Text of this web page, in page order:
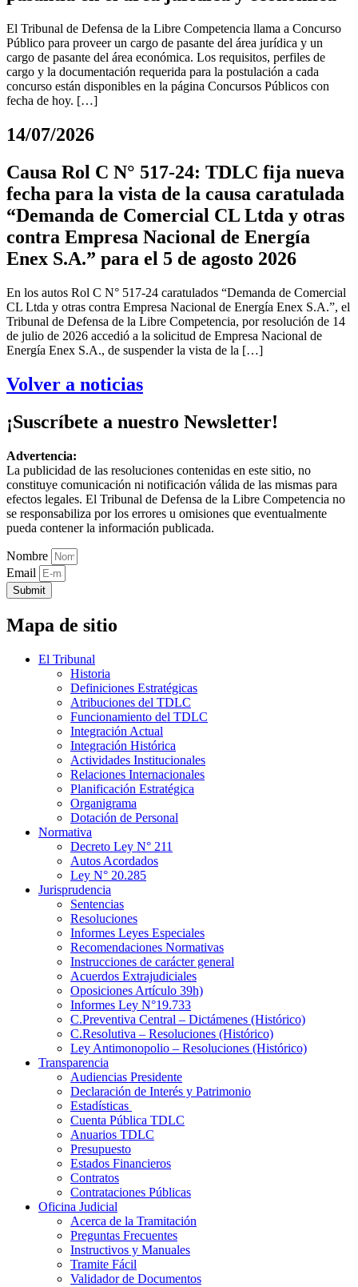
El Tribunal de Defensa de la Libre Competencia llama a Concurso
Público para proveer un cargo de pasante del área jurídica y un
cargo de pasante del área económica. Los requisitos, perfiles de
cargo y la documentación requerida para la postulación a cada
concurso están disponibles en la página Concursos Públicos con
fecha de hoy. […]
14/07/2026
Causa Rol C N° 517-24: TDLC fija nueva
fecha para la vista de la causa caratulada
“Demanda de Comercial CL Ltda y otras
contra Empresa Nacional de Energía
Enex S.A.” para el 5 de agosto 2026
En los autos Rol C N° 517-24 caratulados “Demanda de Comercial
CL Ltda y otras contra Empresa Nacional de Energía Enex S.A.”, el
Tribunal de Defensa de la Libre Competencia, por resolución de 14
de julio de 2026 accedió a la solicitud de Empresa Nacional de
Energía Enex S.A., de suspender la vista de la […]
Volver a noticias
¡Suscríbete a nuestro Newsletter!
Advertencia:
La publicidad de las resoluciones contenidas en este sitio, no
constituye comunicación ni notificación válida de las mismas para
efectos legales. El Tribunal de Defensa de la Libre Competencia no
se responsabiliza por los errores u omisiones que eventualmente
pueda contener la información publicada.
Nombre
Email
Submit
Mapa de sitio
El Tribunal
Historia
Definiciones Estratégicas
Atribuciones del TDLC
Funcionamiento del TDLC
Integración Actual
Integración Histórica
Actividades Institucionales
Relaciones Internacionales
Planificación Estratégica
Organigrama
Dotación de Personal
Normativa
Decreto Ley N° 211
Autos Acordados
Ley N° 20.285
Jurisprudencia
Sentencias
Resoluciones
Informes Leyes Especiales
Recomendaciones Normativas
Instrucciones de carácter general
Acuerdos Extrajudiciales
Oposiciones Artículo 39h)
Informes Ley N°19.733
C.Preventiva Central – Dictámenes (Histórico)
C.Resolutiva – Resoluciones (Histórico)
Ley Antimonopolio – Resoluciones (Histórico)
Transparencia
Audiencias Presidente
Declaración de Interés y Patrimonio
Estadísticas
Cuenta Pública TDLC
Anuarios TDLC
Presupuesto
Estados Financieros
Contratos
Contrataciones Públicas
Oficina Judicial
Acerca de la Tramitación
Preguntas Frecuentes
Instructivos y Manuales
Tramite Fácil
Validador de Documentos